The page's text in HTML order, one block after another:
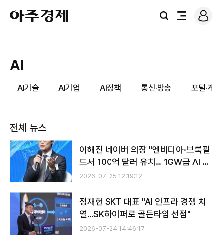
아
주
경
검
전
로
그
AI
AI기술 AI기업 AI정책 통신·방송 포털·게임
전체 뉴스
이해진 네이버 의장 "엔비디아·브룩필
드서 100억 달러 유치… 1GW급 AI 팩
토리 속도"
2026-07-25 12:19:12
정재헌 SKT 대표 "AI 인프라 경쟁 치
열…SK하이퍼로 골든타임 선점"
2026-07-24 14:46:17